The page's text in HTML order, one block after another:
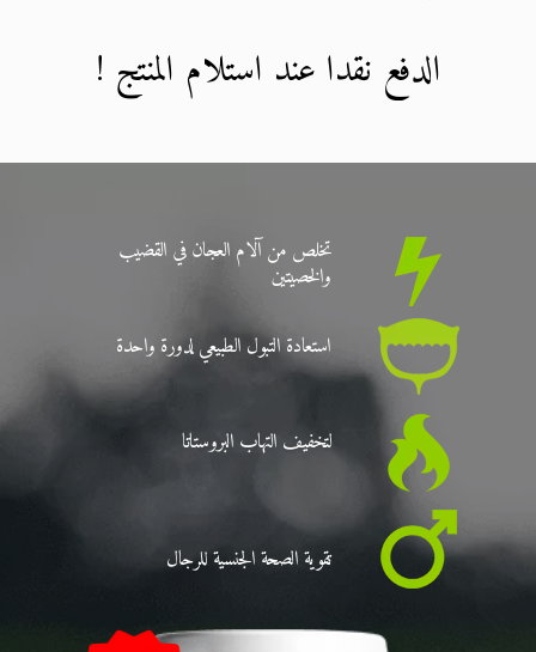
الدفع نقدا عند استلام المنتج !
تخلص من آلام العجان في القضيب
والخصيتين
استعادة التبول الطبيعي لدورة واحدة
لتخفيف التهاب البروستاتا
تقوية الصحة الجنسية للرجال